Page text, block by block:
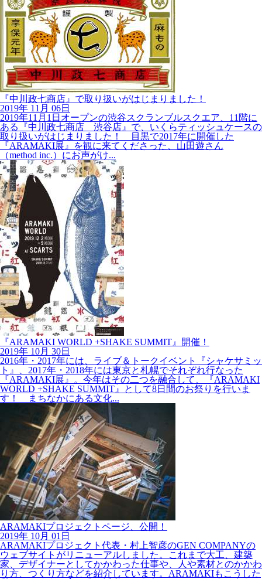
『中川政七商店』で取り扱いがはじまりました！
2019年
11月 06日
2019年11月1日オープンの渋谷スクランブルスクエア、11階に
ある『中川政七商店 渋谷店』で、いくらティッシュケースの
取り扱いがはじまりました！ 目黒で2017年に開催した
『ARAMAKI展』を観に来てくださった、山田遊さん
（method inc.）にお声がけ...
『ARAMAKI WORLD +SHAKE SUMMIT』開催！
2019年 10月 30日
2016年・2017年には、ライブ＆トークイベント『シャケサミッ
ト』、2017年・2018年には東京と札幌でそれぞれ行なった
『ARAMAKI展』。今年はその二つを融合して、『ARAMAKI
WORLD +SHAKE SUMMIT』として8日間のお祭りを行いま
す！ まちなかにある文化...
ARAMAKIプロジェクトページ、公開！
2019年 10月 01日
ARAMAKIプロジェクト代表・村上智彦のGEN COMPANYの
ウェブサイトがリニューアルしました。これまで大工、建築
家、デザイナーとしてかかわった仕事や、人や素材とのかかわ
り方、つくり方などを紹介しています。ARAMAKIもこうした
営みのなかから生まれた活動...